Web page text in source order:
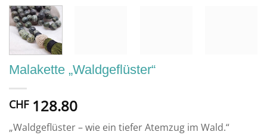
Malakette „Waldgeflüster“
CHF128.80
„Waldgeflüster – wie ein tiefer Atemzug im Wald.“